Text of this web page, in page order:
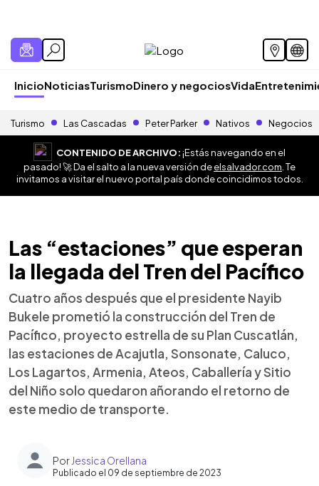
InicioNoticiasTurismoDinero y negociosVida
Turismo Las Cascadas Peter Parker Nativos Negocios
CONTENIDO DE ARCHIVO:¡Estás navegando en el
pasado! 🚀 Da el salto a la nueva versión deelsalvador.com . Te
invitamos a visitar el nuevo portal país donde coincidimos todos.
Las “estaciones” que esperan
la llegada del Tren del Pacífico
Cuatro años después que el presidente Nayib
Bukele prometió la construcción del Tren de
Pacífico, proyecto estrella de su Plan Cuscatlán,
las estaciones de Acajutla, Sonsonate, Caluco,
Los Lagartos, Armenia, Ateos, Caballería y Sitio
del Niño solo quedaron añorando el retorno de
este medio de transporte.
Por Jessica Orellana
Publicado el 09 de septiembre de 2023